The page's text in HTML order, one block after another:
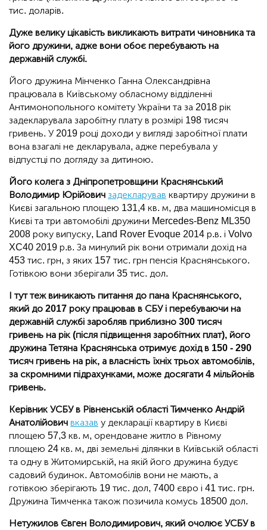
тис. доларів.
Дуже велику цікавість викликають витрати чиновника та
його дружини, адже вони обоє перебувають на
державній службі.
Його дружина Мінченко Ганна Олександрівна
працювала в Київському обласному відділенні
Антимонопольного комітету України та за 2018 рік
задекларувала заробітну плату в розмірі 198 тисяч
гривень. У 2019 році доходи у вигляді заробітної плати
вона взагалі не декларувала, адже перебувала у
відпустці по догляду за дитиною.
Його колега з Дніпропетровщини Краснянський
Володимир Юрійович задекларував квартиру дружини в
Києві загальною площею 131,4 кв. м, два машиномісця в
Києві та три автомобілі дружини Mercedes-Benz ML350
2008 року випуску, Land Rover Evoque 2014 р.в. і Volvo
XC40 2019 р.в. За минулий рік вони отримали дохід на
453 тис. грн, з яких 157 тис. грн пенсія Краснянського.
Готівкою вони зберігали 35 тис. дол.
І тут теж виникають питання до пана Краснянського,
який до 2017 року працював в СБУ і перебуваючи на
державній службі заробляв приблизно 300 тисяч
гривень на рік (після підвищення заробітних плат), його
дружина Тетяна Краснянська отримує дохід в 150 - 290
тисяч гривень на рік, а власність їхніх трьох автомобілів,
за скромними підрахунками, може досягати 4 мільйонів
гривень.
Керівник УСБУ в Рівненській області Тимченко Андрій
Анатолійович вказав у декларації квартиру в Києві
площею 57,3 кв. м, орендоване житло в Рівному
площею 24 кв. м, дві земельні ділянки в Київській області
та одну в Житомирській, на якій його дружина будує
садовий будинок. Автомобілів вони не мають, а
готівкою зберігають 19 тис. дол, 7400 євро і 41 тис. грн.
Дружина Тимченка також позичила комусь 18500 дол.
Нетужилов Євген Володимирович, який очолює УСБУ в